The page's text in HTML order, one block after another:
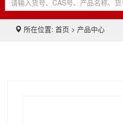
所在位置: 首页 > 产品中心